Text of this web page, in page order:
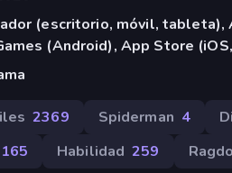
(escritorio, móvil, tableta),
(Android), App Store
2369 Spiderman 4
Habilidad 259